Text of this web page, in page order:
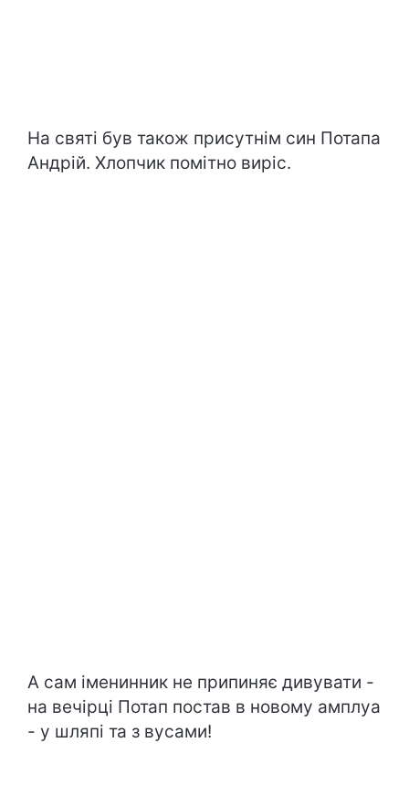
На святі був також присутнім син Потапа
Андрій. Хлопчик помітно виріс.
А сам іменинник не припиняє дивувати -
на вечірці Потап постав в новому амплуа
- у шляпі та з вусами!